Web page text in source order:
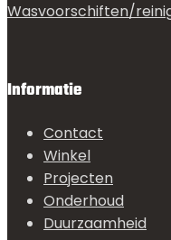
Wasvoorschiften/
Informatie
Contact
Winkel
Projecten
Onderhoud
Duurzaamheid